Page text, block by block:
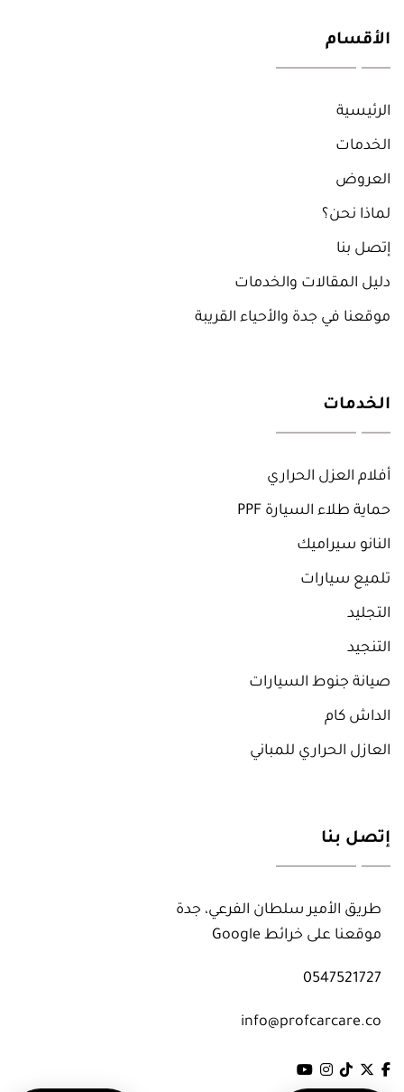
الأقسام
الرئيسية
الخدمات
العروض
لماذا نحن؟
إتصل بنا
دليل المقالات والخدمات
موقعنا في جدة والأحياء القريبة
الخدمات
أفلام العزل الحراري
حماية طلاء السيارة PPF
النانو سيراميك
تلميع سيارات
التجليد
التنجيد
صيانة جنوط السيارات
الداش كام
العازل الحراري للمباني
إتصل بنا
طريق الأمير سلطان الفرعي، جدة
موقعنا على خرائط Google
0547521727
info@profcarcare.co